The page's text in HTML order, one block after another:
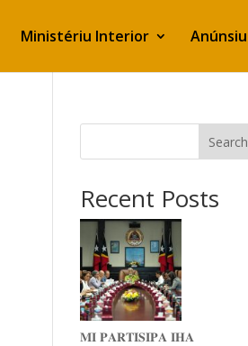
Ministériu Interior Anúnsiu
Search
Recent Posts
𝐌𝐈 𝐏𝐀𝐑𝐓𝐈𝐒𝐈𝐏𝐀 𝐈𝐇𝐀